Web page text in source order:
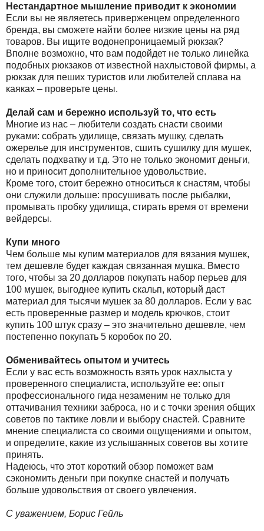
Нестандартное мышление приводит к экономии
Если вы не являетесь приверженцем определенного
бренда, вы сможете найти более низкие цены на ряд
товаров. Вы ищите водонепроницаемый рюкзак?
Вполне возможно, что вам подойдет не только линейка
подобных рюкзаков от известной нахлыстовой фирмы, а
рюкзак для пеших туристов или любителей сплава на
каяках – проверьте цены.
Делай сам и бережно используй то, что есть
Многие из нас – любители создать снасти своими
руками: собрать удилище, связать мушку, сделать
ожерелье для инструментов, сшить сушилку для мушек,
сделать подхватку и т.д. Это не только экономит деньги,
но и приносит дополнительное удовольствие.
Кроме того, стоит бережно относиться к снастям, чтобы
они служили дольше: просушивать после рыбалки,
промывать пробку удилища, стирать время от времени
вейдерсы.
Купи много
Чем больше мы купим материалов для вязания мушек,
тем дешевле будет каждая связанная мушка. Вместо
того, чтобы за 20 долларов покупать набор перьев для
100 мушек, выгоднее купить скальп, который даст
материал для тысячи мушек за 80 долларов. Если у вас
есть проверенные размер и модель крючков, стоит
купить 100 штук сразу – это значительно дешевле, чем
постепенно покупать 5 коробок по 20.
Обменивайтесь опытом и учитесь
Если у вас есть возможность взять урок нахлыста у
проверенного специалиста, используйте ее: опыт
профессионального гида незаменим не только для
оттачивания техники заброса, но и с точки зрения общих
советов по тактике ловли и выбору снастей. Сравните
мнение специалиста со своими ощущениями и опытом,
и определите, какие из услышанных советов вы хотите
принять.
Надеюсь, что этот короткий обзор поможет вам
сэкономить деньги при покупке снастей и получать
больше удовольствия от своего увлечения.
С уважением, Борис Гейль